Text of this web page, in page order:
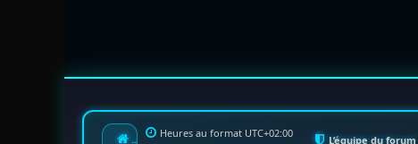
Index du forum
Heures au format UTC+02:00
L’équipe du forum